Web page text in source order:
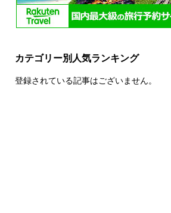
カテゴリー別人気ランキング
登録されている記事はございません。